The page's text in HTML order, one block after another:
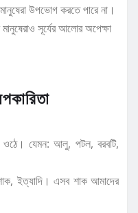
উপভোগ করতে পারে না।
সূর্যের আলোর অপেক্ষা
ওঠে। যেমন: আলু, পটল, বরবটি,
ইত্যাদি। এসব শাক আমাদের